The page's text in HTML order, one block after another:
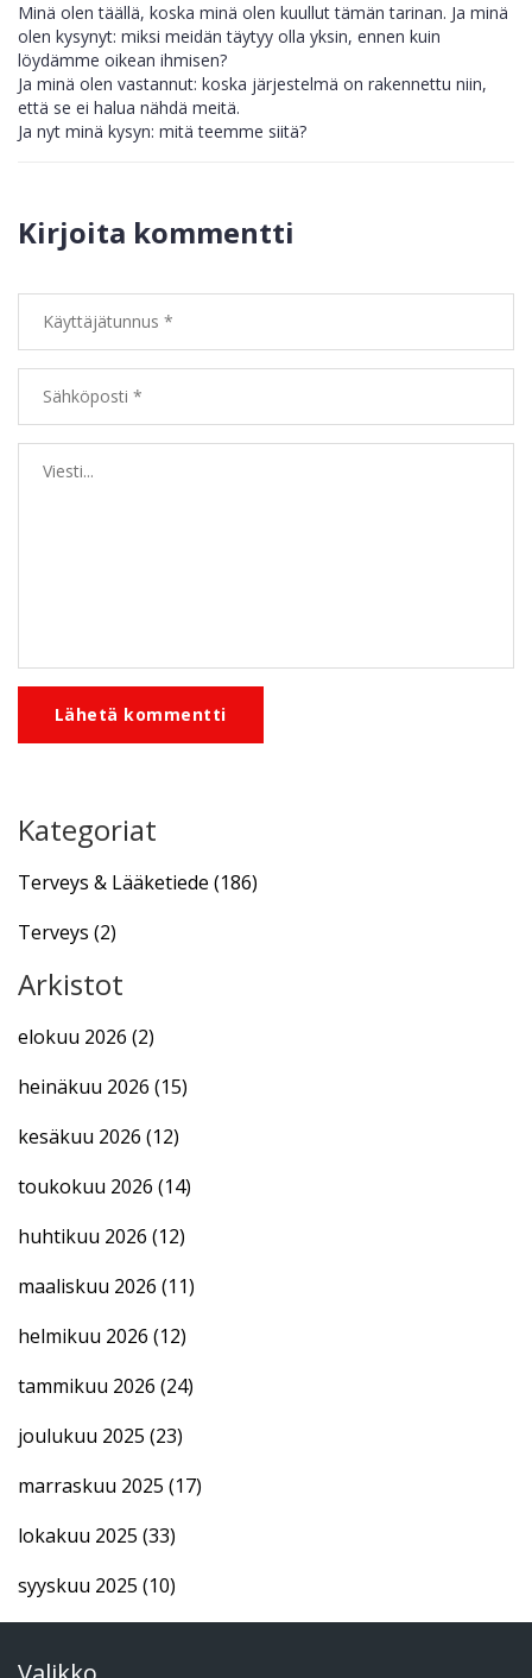
Minä olen täällä, koska minä olen kuullut tämän tarinan. Ja minä
olen kysynyt: miksi meidän täytyy olla yksin, ennen kuin
löydämme oikean ihmisen?
Ja minä olen vastannut: koska järjestelmä on rakennettu niin,
että se ei halua nähdä meitä.
Ja nyt minä kysyn: mitä teemme siitä?
Kirjoita kommentti
Lähetä kommentti
Kategoriat
Terveys & Lääketiede (186)
Terveys (2)
Arkistot
elokuu 2026 (2)
heinäkuu 2026 (15)
kesäkuu 2026 (12)
toukokuu 2026 (14)
huhtikuu 2026 (12)
maaliskuu 2026 (11)
helmikuu 2026 (12)
tammikuu 2026 (24)
joulukuu 2025 (23)
marraskuu 2025 (17)
lokakuu 2025 (33)
syyskuu 2025 (10)